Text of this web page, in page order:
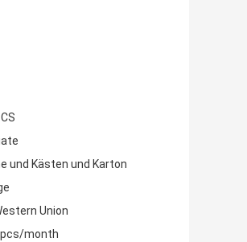
und Kästen und Karton
Union
month